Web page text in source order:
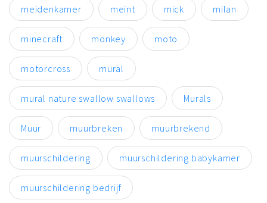
meidenkamer meint mick milan
minecraft monkey moto
motorcross mural
mural nature swallow swallows Murals
Muur muurbreken muurbrekend
muurschildering muurschildering babykamer
muurschildering bedrijf